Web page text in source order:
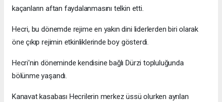
kaçanların aftan faydalanmasını telkin etti.
Hecri, bu dönemde rejime en yakın dini liderlerden biri olarak
öne çıkıp rejimin etkinliklerinde boy gösterdi.
Hecri'nin döneminde kendisine bağlı Dürzi topluluğunda
bölünme yaşandı.
Kanavat kasabası Hecrilerin merkez üssü olurken ayrılan